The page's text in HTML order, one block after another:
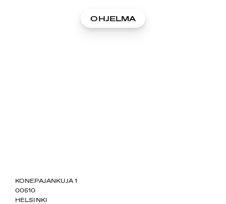
OHJELMA
SUOMIAREENA
KONEPAJANKUJA 1
00510
HELSINKI